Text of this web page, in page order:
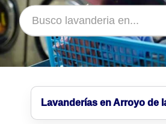
Lavanderías en Arroyo de